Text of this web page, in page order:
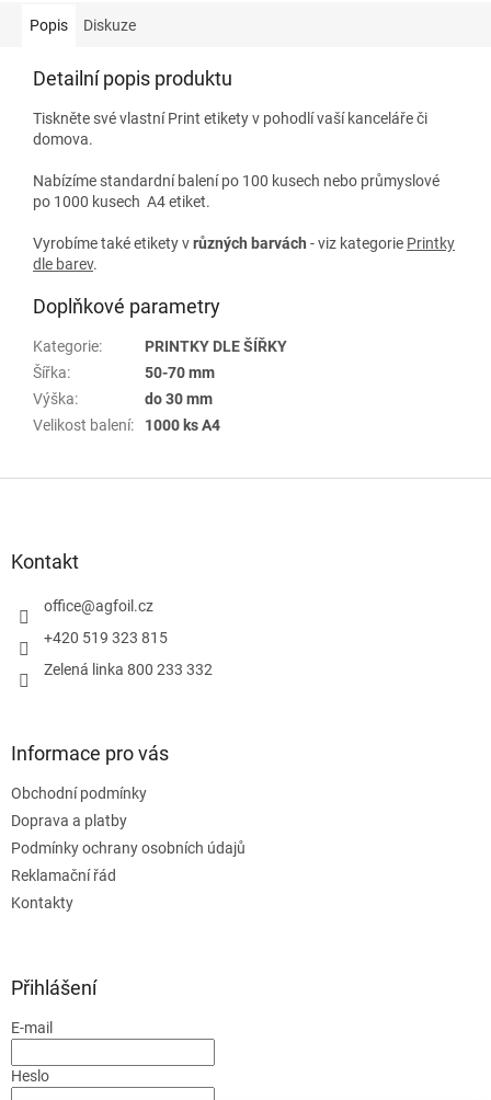
Popis Diskuze
Detailní popis produktu
Tiskněte své vlastní Print etikety v pohodlí vaší kanceláře či
domova.
Nabízíme standardní balení po 100 kusech nebo průmyslové
po 1000 kusech A4 etiket.
Vyrobíme také etikety vrůzných barvách - viz kategorie Printky
dle barev.
Doplňkové parametry
Kategorie:
PRINTKY DLE ŠÍŘKY
Šířka:
50-70 mm
Výška:
do 30 mm
Velikost balení: 1000 ks A4
Kontakt
office@agfoil.cz
+420 519 323 815
Zelená linka 800 233 332
Informace pro vás
Obchodní podmínky
Doprava a platby
Podmínky ochrany osobních údajů
Reklamační řád
Kontakty
Přihlášení
E-mail
Heslo